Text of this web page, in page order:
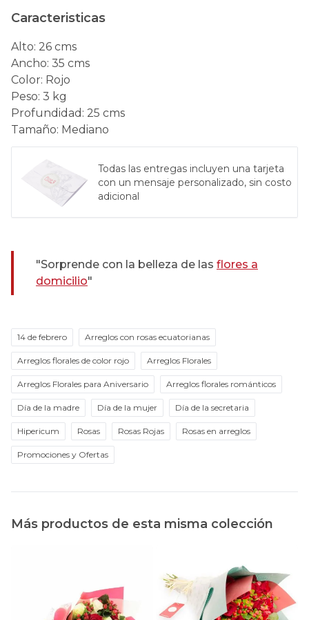
Caracteristicas
Alto: 26 cms
Ancho: 35 cms
Color: Rojo
Peso: 3 kg
Profundidad : 25 cms
Tamaño: Mediano
Todas las entregas incluyen una tarjeta
con un mensaje personalizado, sin costo
adicional
"Sorprende con la belleza de las flores a
domicilio"
14 de febrero Arreglos con rosas ecuatorianas
Arreglos florales de color rojo Arreglos Florales
Arreglos Florales para Aniversario Arreglos florales románticos
Día de la madre Día de la mujer Día de la secretaria
Hipericum Rosas Rosas Rojas Rosas en arreglos
Promociones y Ofertas
Más productos de esta misma colección